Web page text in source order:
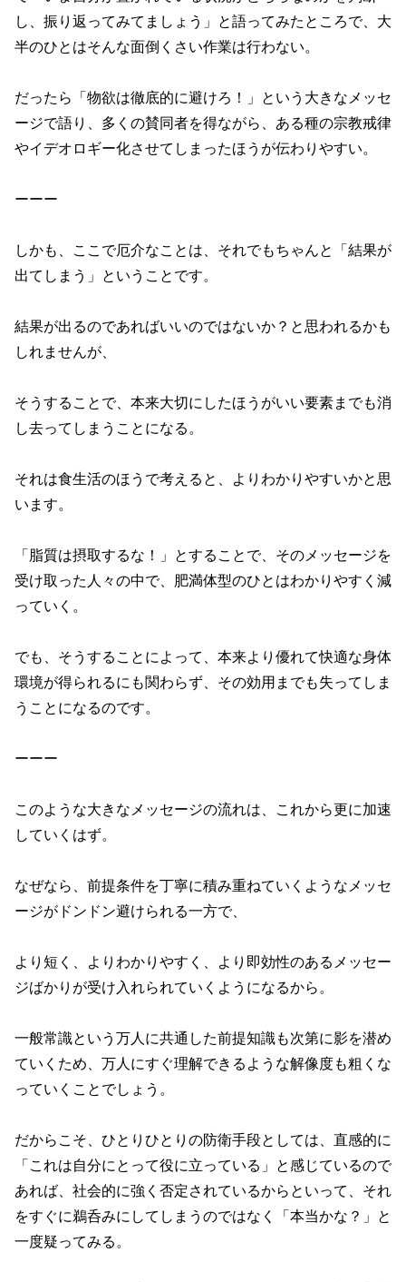
し、振り返ってみてましょう」と語ってみたところで、大
半のひとはそんな面倒くさい作業は行わない。
だったら「物欲は徹底的に避けろ！」という大きなメッセ
ージで語り、多くの賛同者を得ながら、ある種の宗教戒律
やイデオロギー化させてしまったほうが伝わりやすい。
ーーー
しかも、ここで厄介なことは、それでもちゃんと「結果が
出てしまう」ということです。
結果が出るのであればいいのではないか？と思われるかも
しれませんが、
そうすることで、本来大切にしたほうがいい要素までも消
し去ってしまうことになる。
それは食生活のほうで考えると、よりわかりやすいかと思
います。
「脂質は摂取するな！」とすることで、そのメッセージを
受け取った人々の中で、肥満体型のひとはわかりやすく減
っていく。
でも、そうすることによって、本来より優れて快適な身体
環境が得られるにも関わらず、その効用までも失ってしま
うことになるのです。
ーーー
このような大きなメッセージの流れは、これから更に加速
していくはず。
なぜなら、前提条件を丁寧に積み重ねていくようなメッセ
ージがドンドン避けられる一方で、
より短く、よりわかりやすく、より即効性のあるメッセー
ジばかりが受け入れられていくようになるから。
一般常識という万人に共通した前提知識も次第に影を潜め
ていくため、万人にすぐ理解できるような解像度も粗くな
っていくことでしょう。
だからこそ、ひとりひとりの防衛手段としては、直感的に
「これは自分にとって役に立っている」と感じているので
あれば、社会的に強く否定されているからといって、それ
をすぐに鵜呑みにしてしまうのではなく「本当かな？」と
一度疑ってみる。